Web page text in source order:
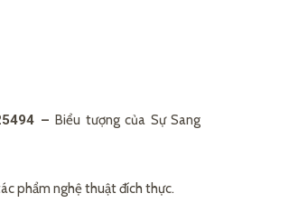
–Biểu tượng của Sự Sang
phẩm nghệ thuật đích thực.